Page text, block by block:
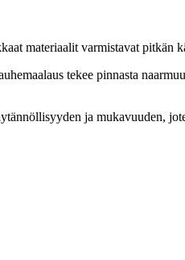
materiaalit varmistavat pitkän
tekee pinnasta
ja mukavuuden,